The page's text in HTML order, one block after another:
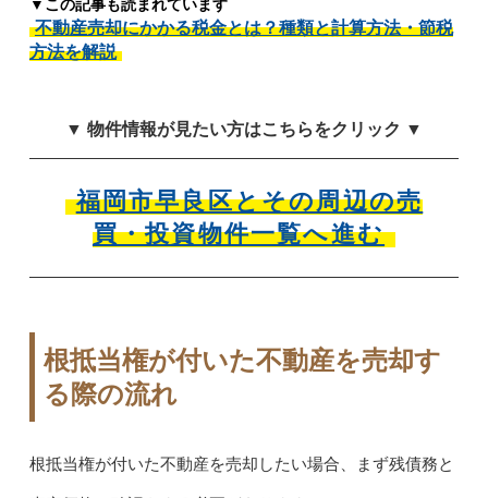
▼この記事も読まれています
不動産売却にかかる税金とは？種類と計算方法・節税
方法を解説
▼ 物件情報が見たい方はこちらをクリック ▼
福岡市早良区とその周辺の売
買・投資物件一覧へ進む
根抵当権が付いた不動産を売却す
る際の流れ
根抵当権が付いた不動産を売却したい場合、まず残債務と